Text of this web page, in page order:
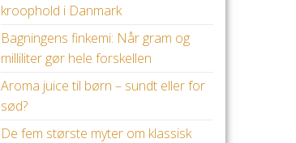
kroophold i Danmark
Bagningens finkemi: Når gram og
milliliter gør hele forskellen
Aroma juice til børn – sundt eller for
sød?
De fem største myter om klassisk